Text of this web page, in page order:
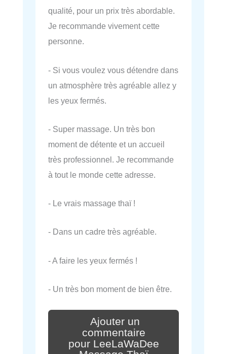
qualité, pour un prix très abordable.
Je recommande vivement cette
personne.
- Si vous voulez vous détendre dans
un atmosphère très agréable allez y
les yeux fermés.
- Super massage. Un très bon
moment de détente et un accueil
très professionnel. Je recommande
à tout le monde cette adresse.
- Le vrais massage thaï !
- Dans un cadre très agréable.
- A faire les yeux fermés !
- Un très bon moment de bien être.
Ajouter un
commentaire
pour LeeLaWaDee